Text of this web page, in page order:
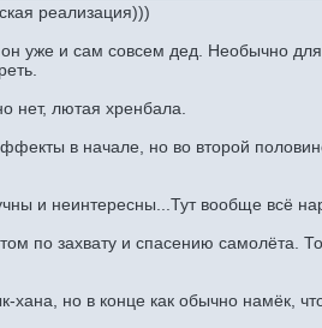
реализация)))
уже и сам совсем дед. Необычно
нет, лютая хренбала.
в начале, но во второй
и неинтересны...Тут вообще всё
по захвату и спасению самолёта.
хана, но в конце как обычно намёк,